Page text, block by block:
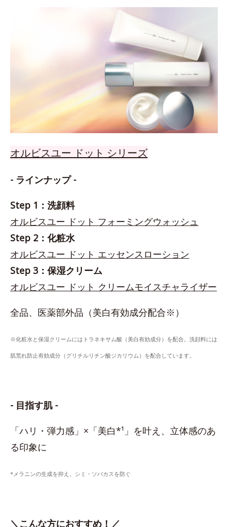
オルビスユー ドット シリーズ
- ラインナップ -
Step 1：洗顔料
オルビスユー ドット フォーミングウォッシュ
Step 2：化粧水
オルビスユー ドット エッセンスローション
Step 3：保湿クリーム
オルビスユー ドット クリームモイスチャライザー
全品、医薬部外品（美白有効成分配合※）
※化粧水と保湿クリームにはトラネキサム酸（美白有効成分）を配合。洗顔料には
肌荒れ防止有効成分（グリチルリチン酸ジカリウム）を配合しています。
- 目指す肌 -
「ハリ・弾力感」×「美白*¹」を叶え、立体感のあ
る印象に
*メラニンの生成を抑え、シミ・ソバカスを防ぐ
＼こんな方におすすめ！／